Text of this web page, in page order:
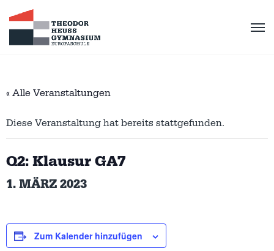
« Alle Veranstaltungen
Diese Veranstaltung hat bereits stattgefunden.
Q2: Klausur GA7
1. MÄRZ 2023
Zum Kalender hinzufügen